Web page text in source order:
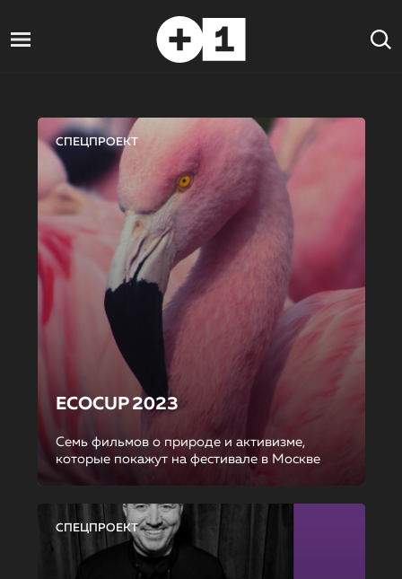
СПЕЦПРОЕКТ
ECOCUP 2023
Семь фильмов о природе и активизме,
которые покажут на фестивале в Москве
СПЕЦПРОЕКТ